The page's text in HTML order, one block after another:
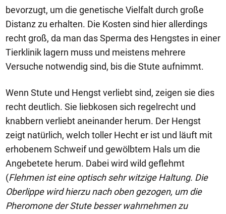
bevorzugt, um die genetische Vielfalt durch große
Distanz zu erhalten. Die Kosten sind hier allerdings
recht groß, da man das Sperma des Hengstes in einer
Tierklinik lagern muss und meistens mehrere
Versuche notwendig sind, bis die Stute aufnimmt.
Wenn Stute und Hengst verliebt sind, zeigen sie dies
recht deutlich. Sie liebkosen sich regelrecht und
knabbern verliebt aneinander herum. Der Hengst
zeigt natürlich, welch toller Hecht er ist und läuft mit
erhobenem Schweif und gewölbtem Hals um die
Angebetete herum. Dabei wird wild geflehmt
(Flehmen ist eine optisch sehr witzige Haltung. Die
Oberlippe wird hierzu nach oben gezogen, um die
Pheromone der Stute besser wahrnehmen zu